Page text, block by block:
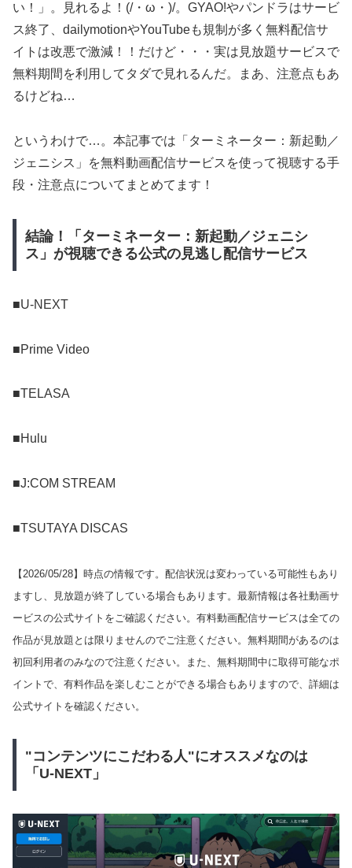
い！」。見れるよ！(/・ω・)/。GYAO!やパンドラはサービ
ス終了、dailymotionやYouTubeも規制が多く無料配信サ
イトは改悪で激減！！だけど・・・実は見放題サービスで
無料期間を利用してタダで見れるんだ。まあ、注意点もあ
るけどね…
というわけで…。本記事では「ターミネーター：新起動／
ジェニシス」を無料動画配信サービスを使って視聴する手
段・注意点についてまとめてます！
結論！「ターミネーター：新起動／ジェニシ
ス」が視聴できる公式の見逃し配信サービス
■U-NEXT
■Prime Video
■TELASA
■Hulu
■J:COM STREAM
■TSUTAYA DISCAS
【2026/05/28】時点の情報です。配信状況は変わっている可能性もあり
ますし、見放題が終了している場合もあります。最新情報は各社動画サ
ービスの公式サイトをご確認ください。有料動画配信サービスは全ての
作品が見放題とは限りませんのでご注意ください。無料期間があるのは
初回利用者のみなので注意ください。また、無料期間中に取得可能なポ
イントで、有料作品を楽しむことができる場合もありますので、詳細は
公式サイトを確認ください。
"コンテンツにこだわる人"にオススメなのは
「U-NEXT」